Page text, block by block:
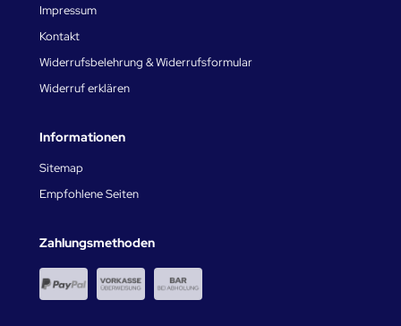
Impressum
Kontakt
Widerrufsbelehrung & Widerrufsformular
Widerruf erklären
Informationen
Sitemap
Empfohlene Seiten
Zahlungsmethoden